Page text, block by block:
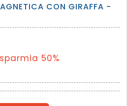
CON GIRAFFA -
50%